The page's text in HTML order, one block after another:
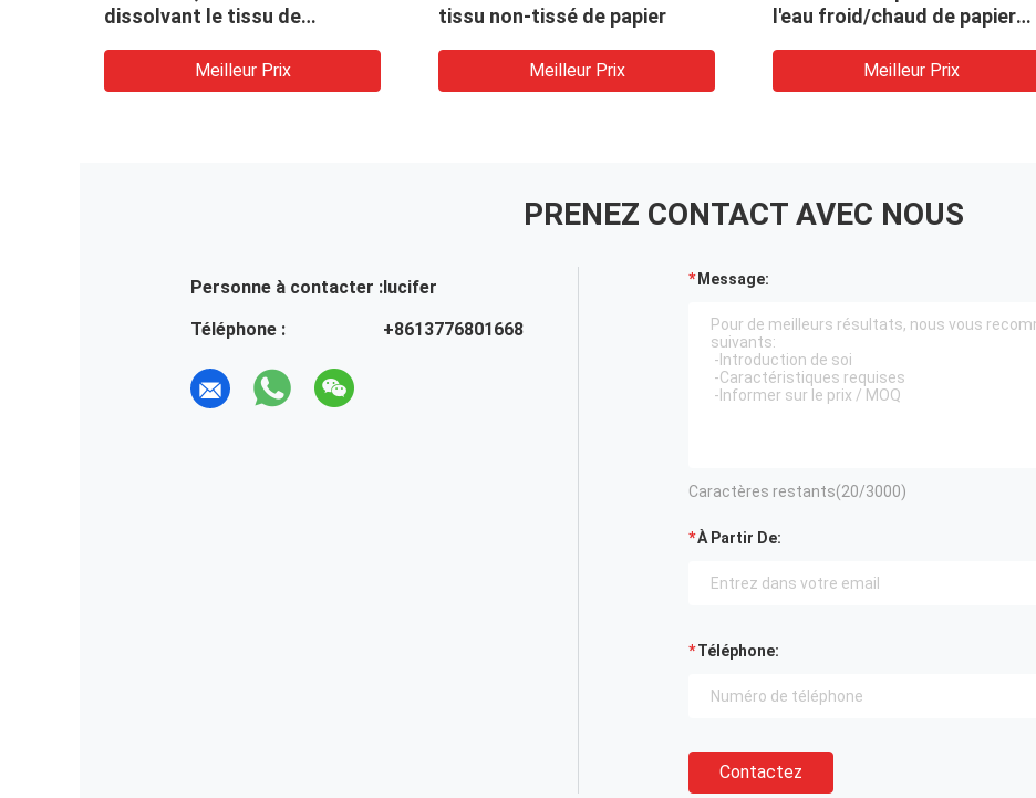
dissolvant le tissu de
Meilleur Prix
tissu non-tissé de papier
Meilleur Prix
l'eau froid/chaud de papier
l'eau non pour le support de
broderie
Meilleur Prix
PRENEZ CONTACT AVEC NOUS
Personne à contacter :lucifer
Téléphone :
+8613776801668
Message:
Caractères restants(20/3000)
À Partir De:
Téléphone:
Contactez